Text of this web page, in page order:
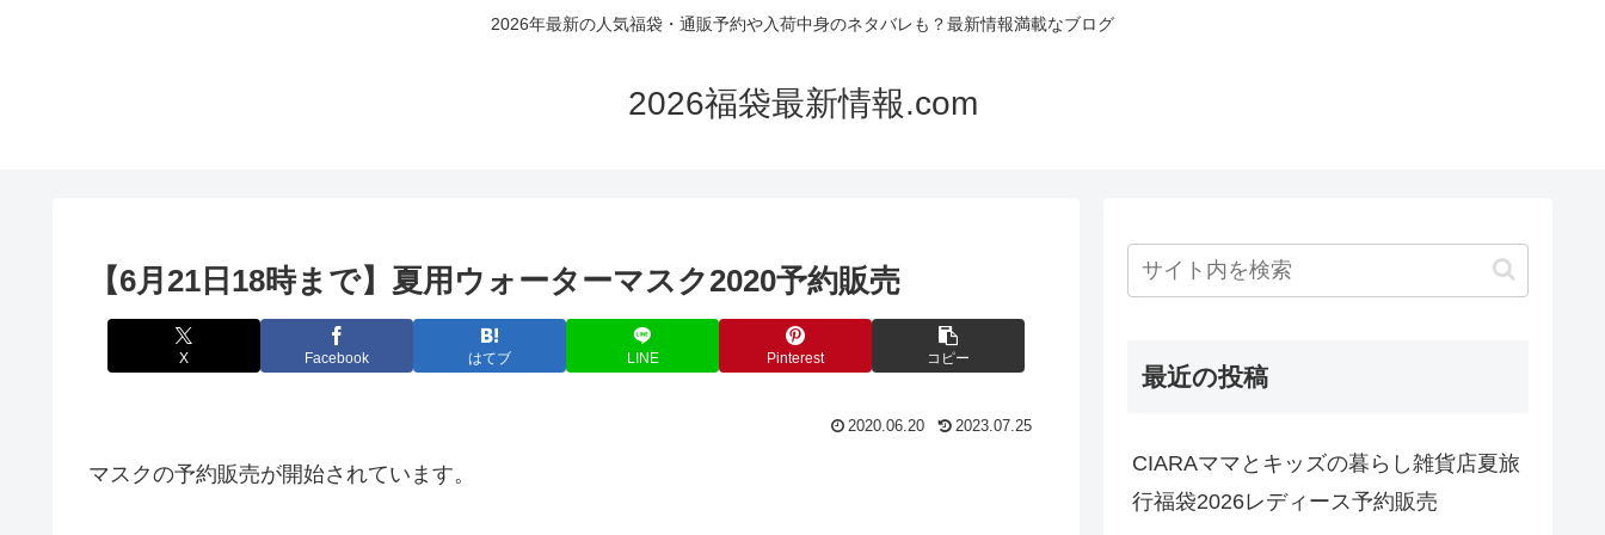
2026年最新の人気福袋・通販予約や入荷中身のネタバレも？最新情報満載なブログ
2026福袋最新情報.com
【6月21日18時まで】夏用ウォーターマスク2020予約販売
X Facebook はてブ LINE Pinterest コピー
2020.06.20 2023.07.25
マスクの予約販売が開始されています。
最近の投稿
CIARAママとキッズの暮らし雑貨店夏旅
行福袋2026レディース予約販売